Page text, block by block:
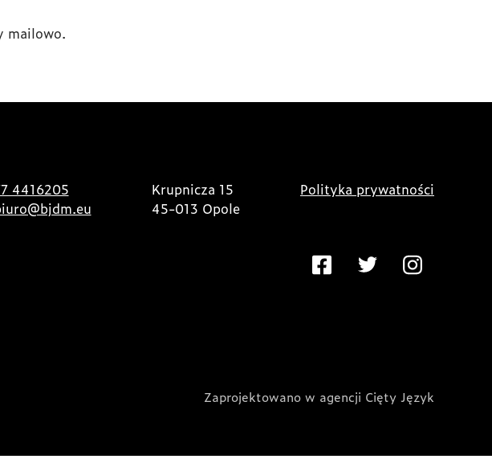
mailowo.
4416205
Krupnicza 15
45-013 Opole
Polityka prywatności
Zaprojektowano w agencji Cięty Język